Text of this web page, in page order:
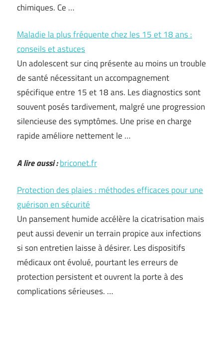
chimiques. Ce …
Maladie la plus fréquente chez les 15 et 18 ans :
conseils et astuces
Un adolescent sur cinq présente au moins un trouble
de santé nécessitant un accompagnement
spécifique entre 15 et 18 ans. Les diagnostics sont
souvent posés tardivement, malgré une progression
silencieuse des symptômes. Une prise en charge
rapide améliore nettement le …
A lire aussi :briconet.fr
Protection des plaies : méthodes efficaces pour une
guérison en sécurité
Un pansement humide accélère la cicatrisation mais
peut aussi devenir un terrain propice aux infections
si son entretien laisse à désirer. Les dispositifs
médicaux ont évolué, pourtant les erreurs de
protection persistent et ouvrent la porte à des
complications sérieuses. …